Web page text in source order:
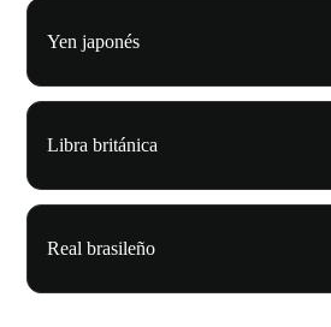
Yen japonés
Libra británica
Real brasileño